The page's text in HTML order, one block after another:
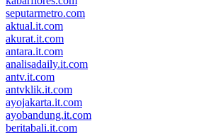
seputarmetro.com
aktual.it.com
akurat.it.com
antara.it.com
analisadaily.it.com
antv.it.com
antvklik.it.com
ayojakarta.it.com
ayobandung.it.com
beritabali.it.com